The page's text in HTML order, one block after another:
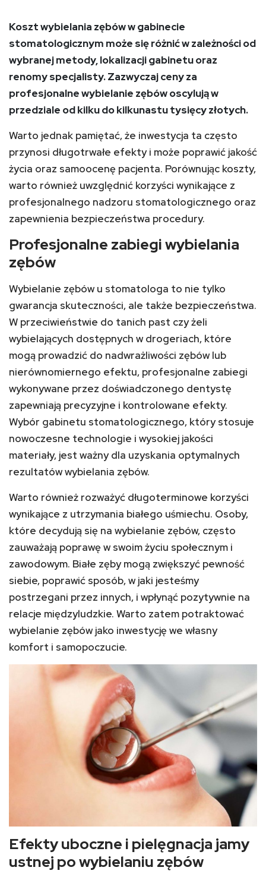
Koszt wybielania zębów w gabinecie
stomatologicznym może się różnić w zależności od
wybranej metody, lokalizacji gabinetu oraz
renomy specjalisty. Zazwyczaj ceny za
profesjonalne wybielanie zębów oscylują w
przedziale od kilku do kilkunastu tysięcy złotych.
Warto jednak pamiętać, że inwestycja ta często
przynosi długotrwałe efekty i może poprawić jakość
życia oraz samoocenę pacjenta. Porównując koszty,
warto również uwzględnić korzyści wynikające z
profesjonalnego nadzoru stomatologicznego oraz
zapewnienia bezpieczeństwa procedury.
Profesjonalne zabiegi wybielania
zębów
Wybielanie zębów u stomatologa to nie tylko
gwarancja skuteczności, ale także bezpieczeństwa.
W przeciwieństwie do tanich past czy żeli
wybielających dostępnych w drogeriach, które
mogą prowadzić do nadwrażliwości zębów lub
nierównomiernego efektu, profesjonalne zabiegi
wykonywane przez doświadczonego dentystę
zapewniają precyzyjne i kontrolowane efekty.
Wybór gabinetu stomatologicznego, który stosuje
nowoczesne technologie i wysokiej jakości
materiały, jest ważny dla uzyskania optymalnych
rezultatów wybielania zębów.
Warto również rozważyć długoterminowe korzyści
wynikające z utrzymania białego uśmiechu. Osoby,
które decydują się na wybielanie zębów, często
zauważają poprawę w swoim życiu społecznym i
zawodowym. Białe zęby mogą zwiększyć pewność
siebie, poprawić sposób, w jaki jesteśmy
postrzegani przez innych, i wpłynąć pozytywnie na
relacje międzyludzkie. Warto zatem potraktować
wybielanie zębów jako inwestycję we własny
komfort i samopoczucie.
Efekty uboczne i pielęgnacja jamy
ustnej po wybielaniu zębów